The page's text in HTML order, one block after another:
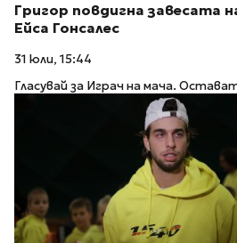
Григор повдигна завесата
Ейса Гонсалес
31 юли, 15:44
Гласувай за Играч на мача.